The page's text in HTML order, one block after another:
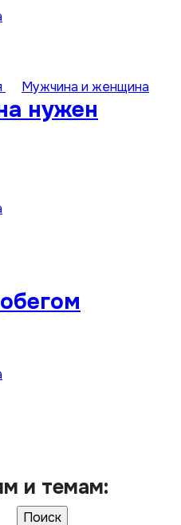
Мужчина и женщина
нужен
и темам: